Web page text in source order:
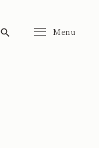
Menu
search